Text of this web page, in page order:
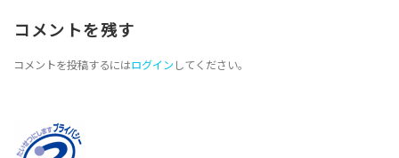
コメントを残す
コメントを投稿するにはログイン してください。